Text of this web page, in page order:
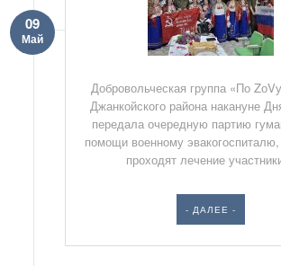
09
Май
Добровольческая группа «По
Джанкойского района накануне
передала очередную партию
помощи военному
проходят лечение
- ДАЛЕЕ -